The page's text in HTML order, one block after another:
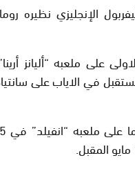
الإنجليزي نظيره